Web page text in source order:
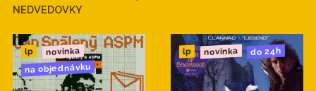
NEDVEDOVKY
lp novinka
na objednávku
lp novinka do 24h